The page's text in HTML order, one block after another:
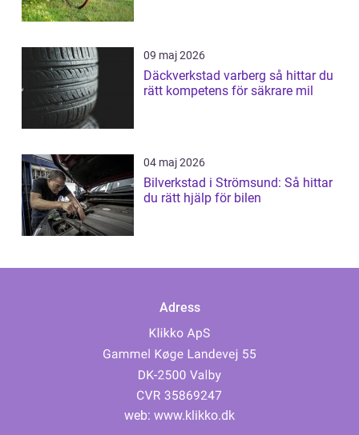
09 maj 2026
Däckverkstad varberg så hittar du
rätt kompetens för säkrare mil
04 maj 2026
Bilverkstad i Strömsund: Så hittar
du rätt hjälp för bilen
Adress
web: www.klikko.dk